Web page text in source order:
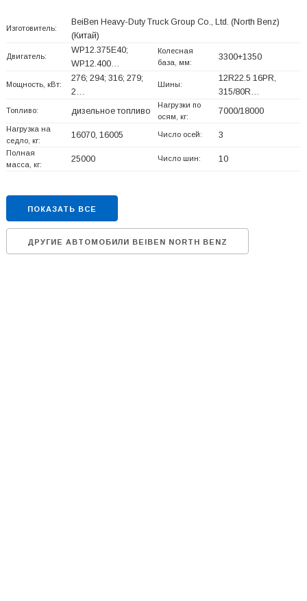
Изготовитель:
BeiBen Heavy-Duty Truck Group Co., Ltd. (North Benz)
(Китай)
Двигатель:
WP12.375E40;
WP12.400…
Колесная
база, мм:
3300+1350
Мощность, кВт:
276; 294; 316; 279;
2…
Шины:
12R22.5 16PR,
315/80R…
Топливо: дизельное топливо
Нагрузки по
осям, кг:
7000/18000
Нагрузка на
седло, кг:
16070, 16005 Число осей: 3
Полная
масса, кг:
25000 Число шин: 10
ПОКАЗАТЬ ВСЕ
ДРУГИЕ АВТОМОБИЛИ BEIBEN NORTH BENZ